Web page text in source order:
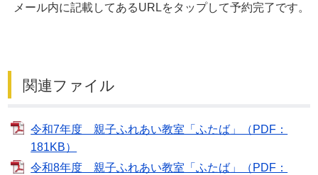
メール内に記載してあるURLをタップして予約完了です。
関連ファイル
令和7年度 親子ふれあい教室「ふたば」（PDF：
181KB）
令和8年度 親子ふれあい教室「ふたば」（PDF：